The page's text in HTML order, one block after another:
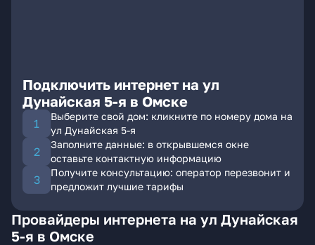
Подключить интернет на ул
Дунайская 5-я в Омске
Выберите свой дом: кликните по номеру дома на
ул Дунайская 5-я
Заполните данные: в открывшемся окне
оставьте контактную информацию
Получите консультацию: оператор перезвонит и
предложит лучшие тарифы
Провайдеры интернета на ул Дунайская
5-я в Омске